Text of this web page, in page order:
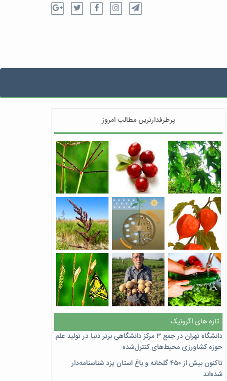
پرطرفدارترین مطالب امروز
تازه های اگرونیک
دانشگاه تهران در جمع ۳ مرکز دانشگاهی برتر دنیا در تولید علم
حوزه کشاورزی محیط‌های کنترل‌شده
تاکنون بیش از ۴۵۰ گلخانه و باغ استان یزد شناسنامه‌دار
شده‌اند